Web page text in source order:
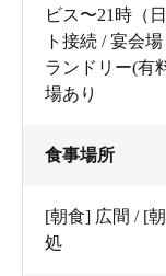
ビス〜21時（
ト接続 / 宴会
ランドリー(有
場あり
食事場所
[朝食] 広間 / [
処